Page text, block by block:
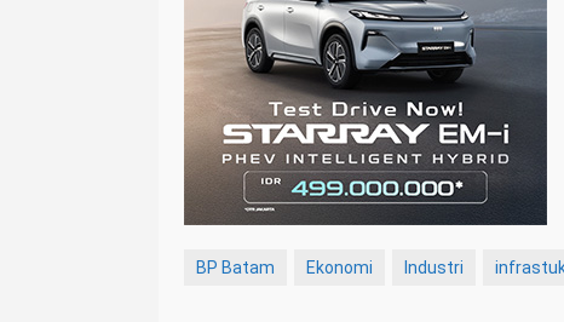
BP Batam Ekonomi Industri